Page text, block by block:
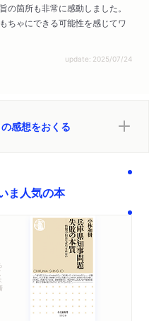
箇所も非常に感動しました。
ちゃにできる可能性を感じてワ
update: 2025/07/24
の感想をおくる
ま人気の本
書